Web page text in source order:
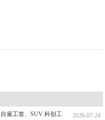
2026-07-24
雇工签、SUV 科创工